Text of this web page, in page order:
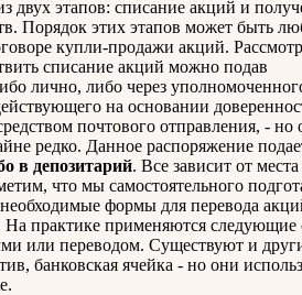
двух этапов: списание акций и
Порядок этих этапов может быть
купли-продажи акций.
списание акций можно подав
лично, либо через
на основании
почтового отправления, - но
редко. Данное распоряжение
в депозитарий. Все зависит от
что мы самостоятельного
формы для перевода
На практике применяются следующие
или переводом. Существуют и
банковская ячейка - но они